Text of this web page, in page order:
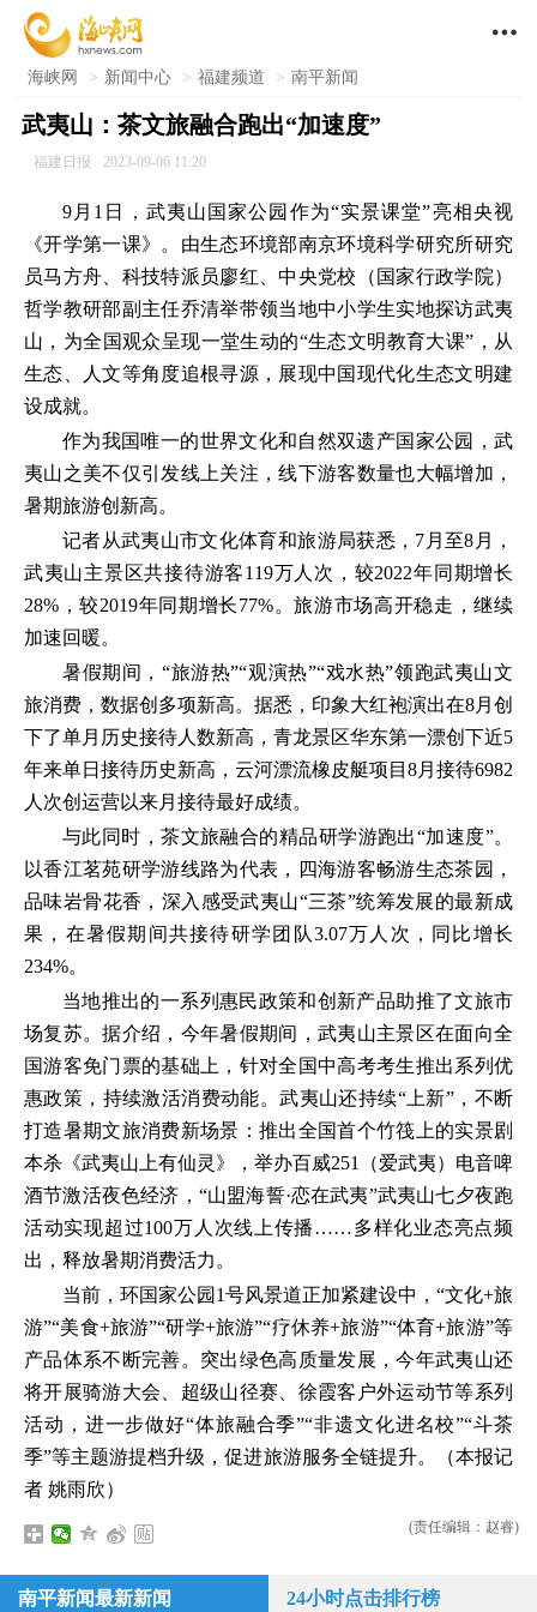

海峡网 > 新闻中心 > 福建频道 > 南平新闻
武夷山：茶文旅融合跑出“加速度”
福建日报 2023-09-06 11:20
9月1日，武夷山国家公园作为“实景课堂”亮相央视
《开学第一课》。由生态环境部南京环境科学研究所研究
员马方舟、科技特派员廖红、中央党校（国家行政学院）
哲学教研部副主任乔清举带领当地中小学生实地探访武夷
山，为全国观众呈现一堂生动的“生态文明教育大课”，从
生态、人文等角度追根寻源，展现中国现代化生态文明建
设成就。
作为我国唯一的世界文化和自然双遗产国家公园，武
夷山之美不仅引发线上关注，线下游客数量也大幅增加，
暑期旅游创新高。
记者从武夷山市文化体育和旅游局获悉，7月至8月，
武夷山主景区共接待游客119万人次，较2022年同期增长
28%，较2019年同期增长77%。旅游市场高开稳走，继续
加速回暖。
暑假期间，“旅游热”“观演热”“戏水热”领跑武夷山文
旅消费，数据创多项新高。据悉，印象大红袍演出在8月创
下了单月历史接待人数新高，青龙景区华东第一漂创下近5
年来单日接待历史新高，云河漂流橡皮艇项目8月接待6982
人次创运营以来月接待最好成绩。
与此同时，茶文旅融合的精品研学游跑出“加速度”。
以香江茗苑研学游线路为代表，四海游客畅游生态茶园，
品味岩骨花香，深入感受武夷山“三茶”统筹发展的最新成
果，在暑假期间共接待研学团队3.07万人次，同比增长
234%。
当地推出的一系列惠民政策和创新产品助推了文旅市
场复苏。据介绍，今年暑假期间，武夷山主景区在面向全
国游客免门票的基础上，针对全国中高考考生推出系列优
惠政策，持续激活消费动能。武夷山还持续“上新”，不断
打造暑期文旅消费新场景：推出全国首个竹筏上的实景剧
本杀《武夷山上有仙灵》，举办百威251（爱武夷）电音啤
酒节激活夜色经济，“山盟海誓·恋在武夷”武夷山七夕夜跑
活动实现超过100万人次线上传播……多样化业态亮点频
出，释放暑期消费活力。
当前，环国家公园1号风景道正加紧建设中，“文化+旅
游”“美食+旅游”“研学+旅游”“疗休养+旅游”“体育+旅游”等
产品体系不断完善。突出绿色高质量发展，今年武夷山还
将开展骑游大会、超级山径赛、徐霞客户外运动节等系列
活动，进一步做好“体旅融合季”“非遗文化进名校”“斗茶
季”等主题游提档升级，促进旅游服务全链提升。（本报记
者 姚雨欣）
(责任编辑：赵睿)
南平新闻最新新闻 24小时点击排行榜